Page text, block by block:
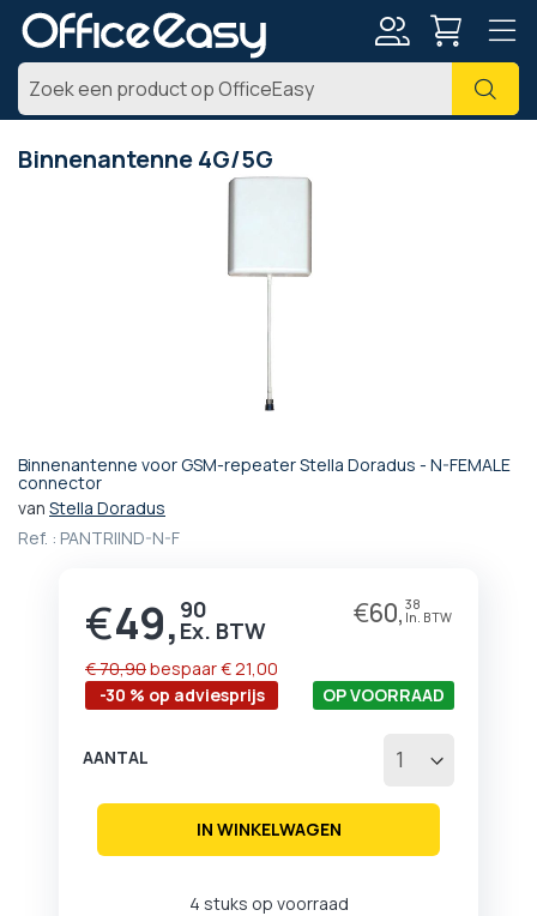
Zoek
Binnenantenne 4G/5G
Binnenantenne voor GSM-repeater Stella Doradus - N-FEMALE
connector
van Stella Doradus
Ref. : PANTRIIND-N-F
Prijs
€49, 90 €60, 38
-30 % op adviesprijs
€ 70,90bespaar€ 21,00
4 stuks op voorraad
OP VOORRAAD
AANTAL
IN WINKELWAGEN
Ga
naar
begin
afbeeldingen-